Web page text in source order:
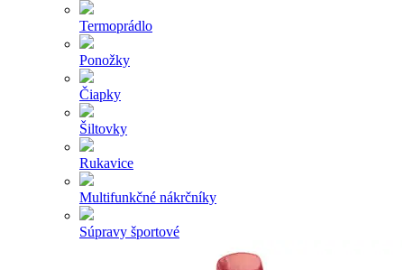
Termoprádlo
Ponožky
Čiapky
Šiltovky
Rukavice
Multifunkčné nákrčníky
Súpravy športové